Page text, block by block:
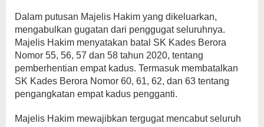
Dalam putusan Majelis Hakim yang dikeluarkan,
mengabulkan gugatan dari penggugat seluruhnya.
Majelis Hakim menyatakan batal SK Kades Berora
Nomor 55, 56, 57 dan 58 tahun 2020, tentang
pemberhentian empat kadus. Termasuk membatalkan
SK Kades Berora Nomor 60, 61, 62, dan 63 tentang
pengangkatan empat kadus pengganti.
Majelis Hakim mewajibkan tergugat mencabut seluruh